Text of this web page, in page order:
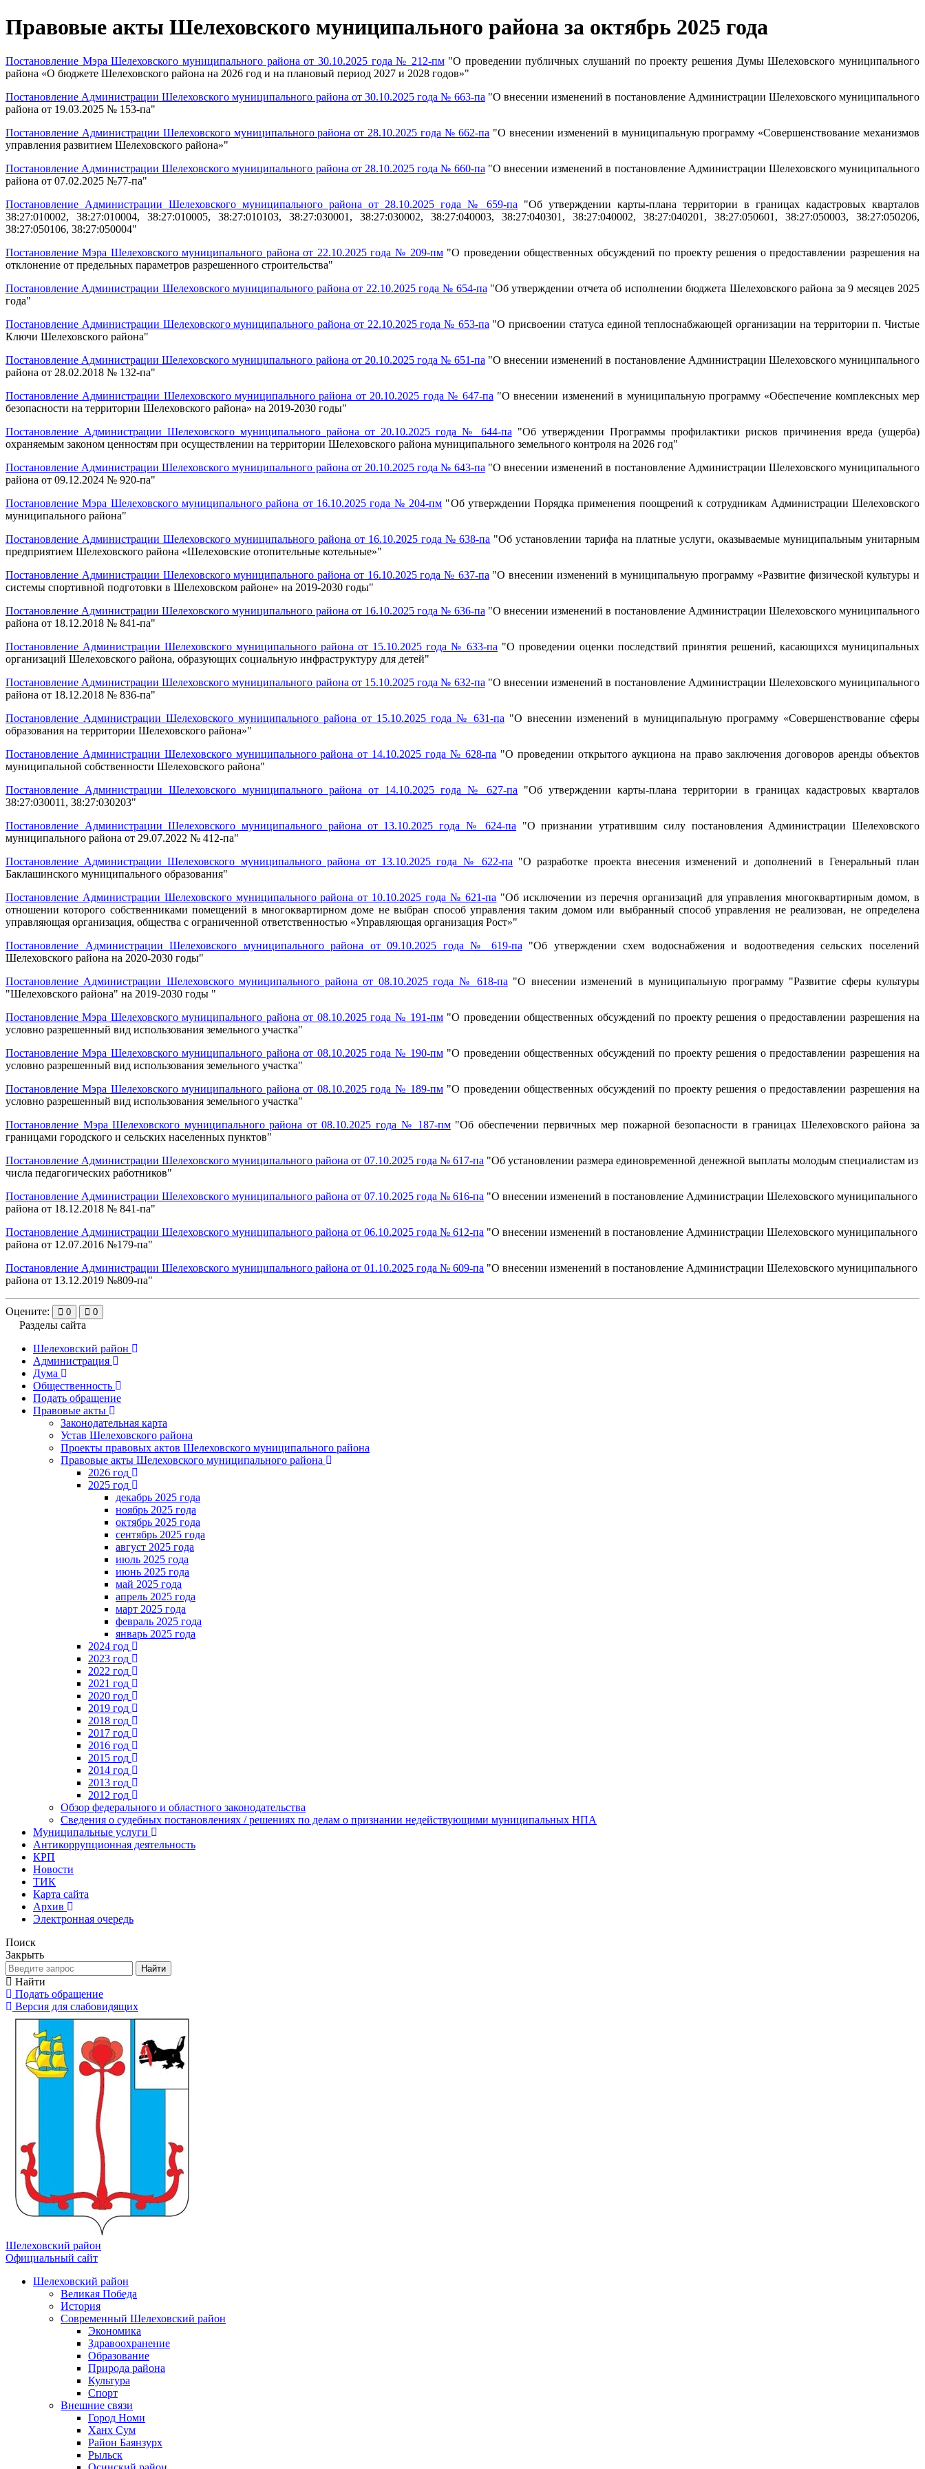
Правовые акты Шелеховского муниципального района за октябрь 2025 года
Постановление Мэра Шелеховского муниципального района от 30.10.2025 года № 212-пм"О проведении публичных слушаний по проекту решения Думы Шелеховского муниципального
района «О бюджете Шелеховского района на 2026 год и на плановый период 2027 и 2028 годов»"
Постановление Администрации Шелеховского муниципального района от 30.10.2025 года № 663-па "О внесении изменений в постановление Администрации Шелеховского муниципального
района от 19.03.2025 № 153-па"
Постановление Администрации Шелеховского муниципального района от 28.10.2025 года № 662-па "О внесении изменений в муниципальную программу «Совершенствование механизмов
управления развитием Шелеховского района»"
Постановление Администрации Шелеховского муниципального района от 28.10.2025 года № 660-па "О внесении изменений в постановление Администрации Шелеховского муниципального
района от 07.02.2025 №77-па"
Постановление Администрации Шелеховского муниципального района от 28.10.2025 года № 659-па "Об утверждении карты-плана территории в границах кадастровых кварталов
38:27:010002, 38:27:010004, 38:27:010005, 38:27:010103, 38:27:030001, 38:27:030002, 38:27:040003, 38:27:040301, 38:27:040002, 38:27:040201, 38:27:050601, 38:27:050003, 38:27:050206,
38:27:050106, 38:27:050004"
Постановление Мэра Шелеховского муниципального района от 22.10.2025 года № 209-пм"О проведении общественных обсуждений по проекту решения о предоставлении разрешения на
отклонение от предельных параметров разрешенного строительства"
Постановление Администрации Шелеховского муниципального района от 22.10.2025 года № 654-па "Об утверждении отчета об исполнении бюджета Шелеховского района за 9 месяцев 2025
года"
Постановление Администрации Шелеховского муниципального района от 22.10.2025 года № 653-па "О присвоении статуса единой теплоснабжающей организации на территории п. Чистые
Ключи Шелеховского района"
Постановление Администрации Шелеховского муниципального района от 20.10.2025 года № 651-па "О внесении изменений в постановление Администрации Шелеховского муниципального
района от 28.02.2018 № 132-па"
Постановление Администрации Шелеховского муниципального района от 20.10.2025 года № 647-па "О внесении изменений в муниципальную программу «Обеспечение комплексных мер
безопасности на территории Шелеховского района» на 2019-2030 годы"
Постановление Администрации Шелеховского муниципального района от 20.10.2025 года № 644-па "Об утверждении Программы профилактики рисков причинения вреда (ущерба)
охраняемым законом ценностям при осуществлении на территории Шелеховского района муниципального земельного контроля на 2026 год"
Постановление Администрации Шелеховского муниципального района от 20.10.2025 года № 643-па "О внесении изменений в постановление Администрации Шелеховского муниципального
района от 09.12.2024 № 920-па"
Постановление Мэра Шелеховского муниципального района от 16.10.2025 года № 204-пм "Об утверждении Порядка применения поощрений к сотрудникам Администрации Шелеховского
муниципального района"
Постановление Администрации Шелеховского муниципального района от 16.10.2025 года № 638-па "Об установлении тарифа на платные услуги, оказываемые муниципальным унитарным
предприятием Шелеховского района «Шелеховские отопительные котельные»"
Постановление Администрации Шелеховского муниципального района от 16.10.2025 года № 637-па "О внесении изменений в муниципальную программу «Развитие физической культуры и
системы спортивной подготовки в Шелеховском районе» на 2019-2030 годы"
Постановление Администрации Шелеховского муниципального района от 16.10.2025 года № 636-па "О внесении изменений в постановление Администрации Шелеховского муниципального
района от 18.12.2018 № 841-па"
Постановление Администрации Шелеховского муниципального района от 15.10.2025 года № 633-па "О проведении оценки последствий принятия решений, касающихся муниципальных
организаций Шелеховского района, образующих социальную инфраструктуру для детей"
Постановление Администрации Шелеховского муниципального района от 15.10.2025 года № 632-па "О внесении изменений в постановление Администрации Шелеховского муниципального
района от 18.12.2018 № 836-па"
Постановление Администрации Шелеховского муниципального района от 15.10.2025 года № 631-па "О внесении изменений в муниципальную программу «Совершенствование сферы
образования на территории Шелеховского района»"
Постановление Администрации Шелеховского муниципального района от 14.10.2025 года № 628-па "О проведении открытого аукциона на право заключения договоров аренды объектов
муниципальной собственности Шелеховского района"
Постановление Администрации Шелеховского муниципального района от 14.10.2025 года № 627-па "Об утверждении карты-плана территории в границах кадастровых кварталов
38:27:030011, 38:27:030203"
Постановление Администрации Шелеховского муниципального района от 13.10.2025 года № 624-па "О признании утратившим силу постановления Администрации Шелеховского
муниципального района от 29.07.2022 № 412-па"
Постановление Администрации Шелеховского муниципального района от 13.10.2025 года № 622-па "О разработке проекта внесения изменений и дополнений в Генеральный план
Баклашинского муниципального образования"
Постановление Администрации Шелеховского муниципального района от 10.10.2025 года № 621-па "Об исключении из перечня организаций для управления многоквартирным домом, в
отношении которого собственниками помещений в многоквартирном доме не выбран способ управления таким домом или выбранный способ управления не реализован, не определена
управляющая организация, общества с ограниченной ответственностью «Управляющая организация Рост»"
Постановление Администрации Шелеховского муниципального района от 09.10.2025 года № 619-па "Об утверждении схем водоснабжения и водоотведения сельских поселений
Шелеховского района на 2020-2030 годы"
Постановление Администрации Шелеховского муниципального района от 08.10.2025 года № 618-па "О внесении изменений в муниципальную программу "Развитие сферы культуры
"Шелеховского района" на 2019-2030 годы "
Постановление Мэра Шелеховского муниципального района от 08.10.2025 года № 191-пм"О проведении общественных обсуждений по проекту решения о предоставлении разрешения на
условно разрешенный вид использования земельного участка"
Постановление Мэра Шелеховского муниципального района от 08.10.2025 года № 190-пм"О проведении общественных обсуждений по проекту решения о предоставлении разрешения на
условно разрешенный вид использования земельного участка"
Постановление Мэра Шелеховского муниципального района от 08.10.2025 года № 189-пм"О проведении общественных обсуждений по проекту решения о предоставлении разрешения на
условно разрешенный вид использования земельного участка"
Постановление Мэра Шелеховского муниципального района от 08.10.2025 года № 187-пм"Об обеспечении первичных мер пожарной безопасности в границах Шелеховского района за
границами городского и сельских населенных пунктов"
Постановление Администрации Шелеховского муниципального района от 07.10.2025 года № 617-па "Об установлении размера единовременной денежной выплаты молодым специалистам из
числа педагогических работников"
Постановление Администрации Шелеховского муниципального района от 07.10.2025 года № 616-па "О внесении изменений в постановление Администрации Шелеховского муниципального
района от 18.12.2018 № 841-па"
Постановление Администрации Шелеховского муниципального района от 06.10.2025 года № 612-па "О внесении изменений в постановление Администрации Шелеховского муниципального
района от 12.07.2016 №179-па"
Постановление Администрации Шелеховского муниципального района от 01.10.2025 года № 609-па "О внесении изменений в постановление Администрации Шелеховского муниципального
района от 13.12.2019 №809-па"
Оцените: 0 0
Разделы сайта
Шелеховский район
Администрация
Дума
Общественность
Подать обращение
Правовые акты
Законодательная карта
Устав Шелеховского района
Проекты правовых актов Шелеховского муниципального района
Правовые акты Шелеховского муниципального района
2026 год
2025 год
декабрь 2025 года
ноябрь 2025 года
октябрь 2025 года
сентябрь 2025 года
август 2025 года
июль 2025 года
июнь 2025 года
май 2025 года
апрель 2025 года
март 2025 года
февраль 2025 года
январь 2025 года
2024 год
2023 год
2022 год
2021 год
2020 год
2019 год
2018 год
2017 год
2016 год
2015 год
2014 год
2013 год
2012 год
Обзор федерального и областного законодательства
Сведения о судебных постановлениях / решениях по делам о признании недействующими муниципальных НПА
Муниципальные услуги
Антикоррупционная деятельность
КРП
Новости
ТИК
Карта сайта
Архив
Электронная очередь
Поиск
Закрыть
Найти
Найти
Подать обращение
Версия для слабовидящих
Шелеховский район
Официальный сайт
Шелеховский район
Великая Победа
История
Современный Шелеховский район
Экономика
Здравоохранение
Образование
Природа района
Культура
Спорт
Внешние связи
Город Номи
Ханх Сум
Район Баянзурх
Рыльск